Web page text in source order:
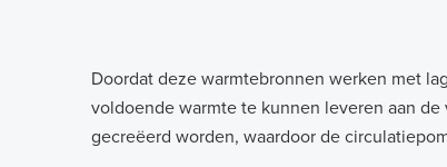
Doordat deze warmtebronnen werken met
voldoende warmte te kunnen leveren aan
gecreëerd worden, waardoor de